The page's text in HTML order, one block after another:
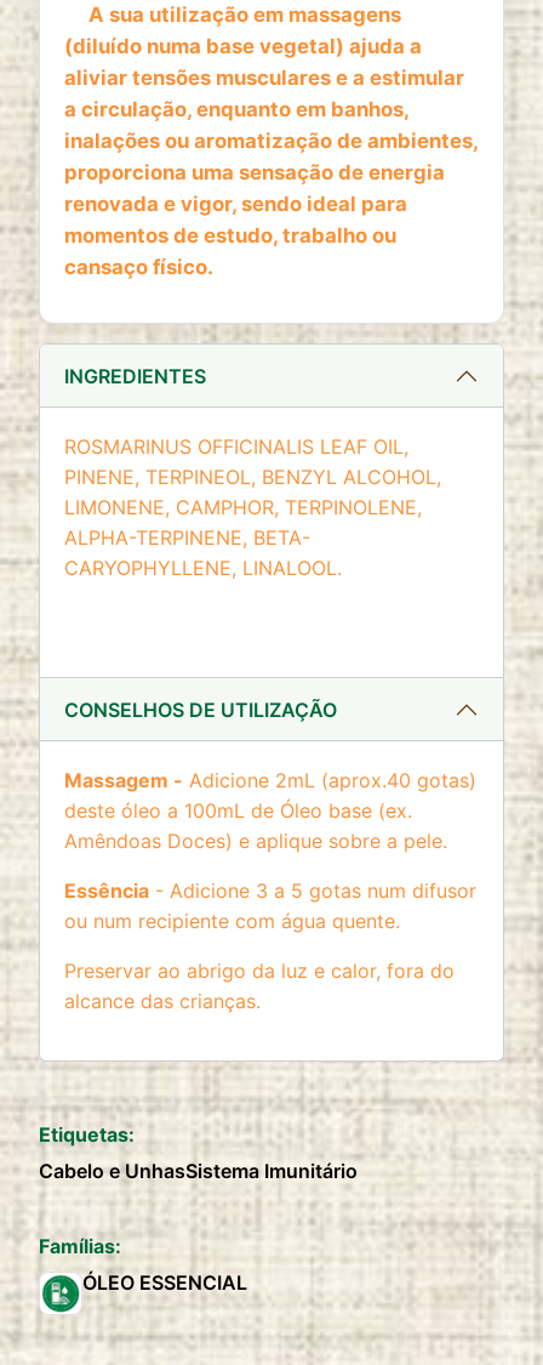
A sua utilização em massagens
(diluído numa base vegetal) ajuda a
aliviar tensões musculares e a estimular
a circulação, enquanto em banhos,
inalações ou aromatização de ambientes,
proporciona uma sensação de energia
renovada e vigor, sendo ideal para
momentos de estudo, trabalho ou
cansaço físico.
INGREDIENTES
ROSMARINUS OFFICINALIS LEAF OIL,
PINENE, TERPINEOL, BENZYL ALCOHOL,
LIMONENE, CAMPHOR, TERPINOLENE,
ALPHA-TERPINENE, BETA-
CARYOPHYLLENE, LINALOOL.
CONSELHOS DE UTILIZAÇÃO
Massagem - Adicione 2mL (aprox.40 gotas)
deste óleo a 100mL de Óleo base (ex.
Amêndoas Doces) e aplique sobre a pele.
Essência - Adicione 3 a 5 gotas num difusor
ou num recipiente com água quente.
Preservar ao abrigo da luz e calor, fora do
alcance das crianças.
Etiquetas:
Cabelo e UnhasSistema Imunitário
Famílias:
ÓLEO ESSENCIAL
Purpose:
Análise estatística anónima da utilização do
website
Cookie duration: